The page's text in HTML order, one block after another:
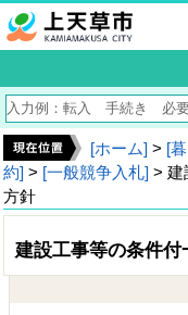
[ホーム] > [
約] > [一般競争入札] > 建
方針
建設工事等の条件